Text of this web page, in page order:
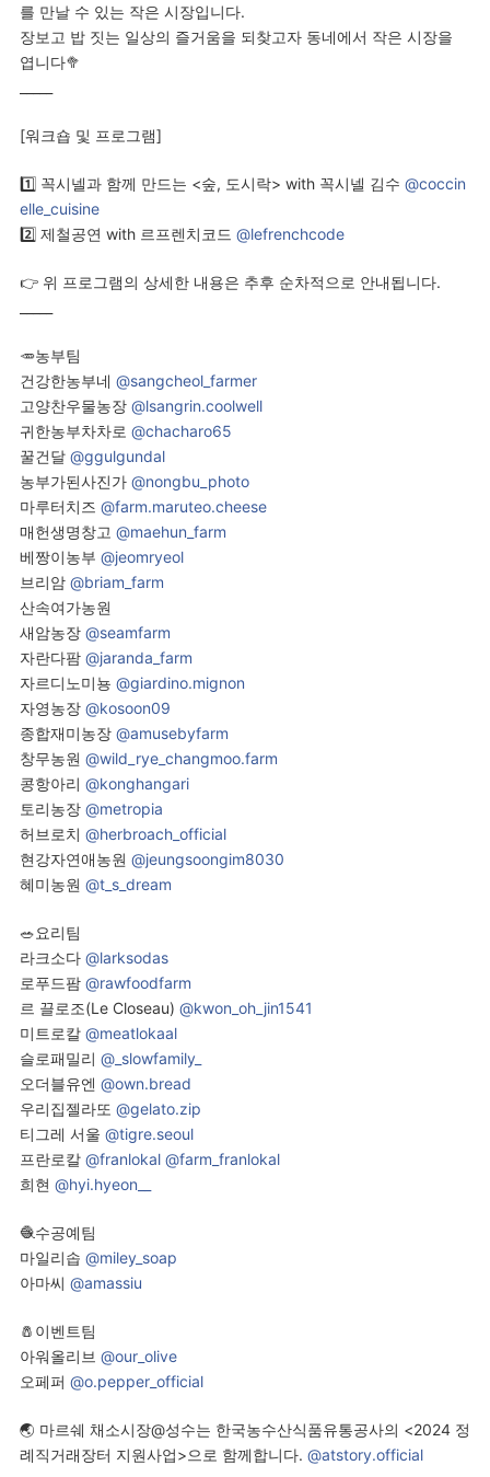
를 만날 수 있는 작은 시장입니다.
장보고 밥 짓는 일상의 즐거움을 되찾고자 동네에서 작은 시장을
엽니다🥦
[워크숍 및 프로그램]
1️⃣ 꼭시넬과 함께 만드는 <숲, 도시락> with 꼭시넬 김수 @coccin
elle_cuisine
2️⃣ 제철공연 with 르프렌치코드 @lefrenchcode
👉 위 프로그램의 상세한 내용은 추후 순차적으로 안내됩니다.
🥕농부팀
건강한농부네 @sangcheol_farmer
고양찬우물농장 @lsangrin.coolwell
귀한농부차차로 @chacharo65
꿀건달 @ggulgundal
농부가된사진가 @nongbu_photo
마루터치즈 @farm.maruteo.cheese
매헌생명창고 @maehun_farm
베짱이농부 @jeomryeol
브리암 @briam_farm
산속여가농원
새암농장 @seamfarm
자란다팜 @jaranda_farm
자르디노미뇽 @giardino.mignon
자영농장 @kosoon09
종합재미농장 @amusebyfarm
창무농원 @wild_rye_changmoo.farm
콩항아리 @konghangari
토리농장 @metropia
허브로치 @herbroach_official
현강자연애농원 @jeungsoongim8030
혜미농원 @t_s_dream
🥗요리팀
라크소다 @larksodas
로푸드팜 @rawfoodfarm
르 끌로조(Le Closeau) @kwon_oh_jin1541
미트로칼 @meatlokaal
슬로패밀리 @_slowfamily_
오더블유엔 @own.bread
우리집젤라또 @gelato.zip
티그레 서울 @tigre.seoul
프란로칼 @franlokal @farm_franlokal
희현 @hyi.hyeon__
🧶수공예팀
마일리솝 @miley_soap
아마씨 @amassiu
🧂이벤트팀
아워올리브 @our_olive
오페퍼 @o.pepper_official
🌏 마르쉐 채소시장@성수는 한국농수산식품유통공사의 <2024 정
례직거래장터 지원사업>으로 함께합니다. @atstory.official